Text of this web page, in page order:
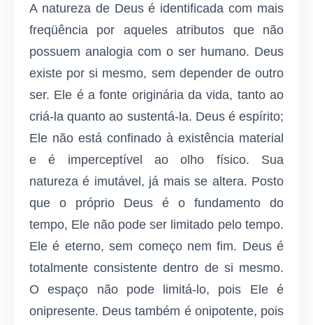
A natureza de Deus é identificada com mais
freqüência por aqueles atributos que não
possuem analogia com o ser humano. Deus
existe por si mesmo, sem depender de outro
ser. Ele é a fonte originária da vida, tanto ao
criá-la quanto ao sustentá-la. Deus é espírito;
Ele não está confinado à existência material
e é imperceptível ao olho físico. Sua
natureza é imutável, já mais se altera. Posto
que o próprio Deus é o fundamento do
tempo, Ele não pode ser limitado pelo tempo.
Ele é eterno, sem começo nem fim. Deus é
totalmente consistente dentro de si mesmo.
O espaço não pode limitá-lo, pois Ele é
onipresente. Deus também é onipotente, pois